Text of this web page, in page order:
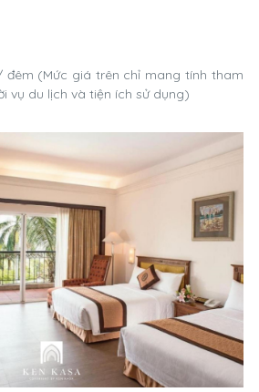
đêm (Mức giá trên chỉ mang tính tham
vụ du lịch và tiện ích sử dụng)